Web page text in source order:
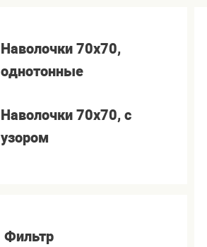
Наволочки 70х70,
однотонные
Наволочки 70х70, с
узором
Фильтр